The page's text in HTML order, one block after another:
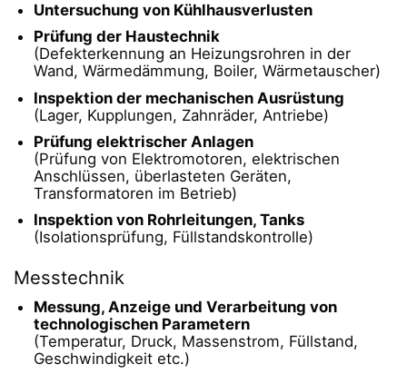
Untersuchung von Kühlhausverlusten
Prüfung der Haustechnik
(Defekterkennung an Heizungsrohren in der
Wand, Wärmedämmung, Boiler, Wärmetauscher)
Inspektion der mechanischen Ausrüstung
(Lager, Kupplungen, Zahnräder, Antriebe)
Prüfung elektrischer Anlagen
(Prüfung von Elektromotoren, elektrischen
Anschlüssen, überlasteten Geräten,
Transformatoren im Betrieb)
Inspektion von Rohrleitungen, Tanks
(Isolationsprüfung, Füllstandskontrolle)
Messtechnik
Messung, Anzeige und Verarbeitung von
technologischen Parametern
(Temperatur, Druck, Massenstrom, Füllstand,
Geschwindigkeit etc.)